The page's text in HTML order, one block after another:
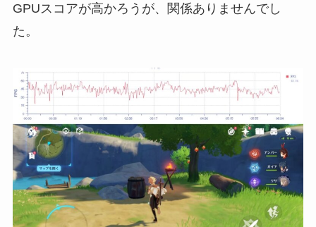
GPUスコアが高かろうが、関係ありませんでし
た。